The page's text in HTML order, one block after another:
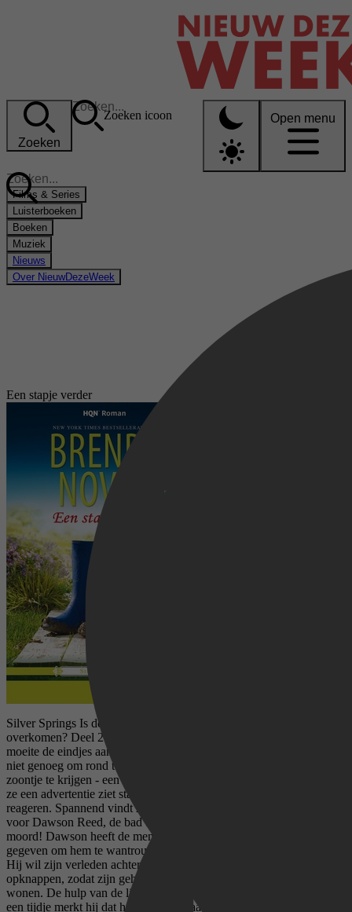
Zoeken
Zoeken icoon Open menu
Films & Series
Luisterboeken
Boeken
Muziek
Nieuws
Over NieuwDezeWeek
Een stapje verder
Silver Springs Is deze bad boy niet juist het béste wat haar kan
overkomen? Deel 2 Na een zware scheiding heeft Sadie Harris
moeite de eindjes aan elkaar te knopen. Als serveerster verdient ze
niet genoeg om rond te komen, laat staan om de voogdij over haar
zoontje te krijgen - een strijd die ze absoluut wil winnen. Wanneer
ze een advertentie ziet staan voor huishoudster, besluit ze te
reageren. Spannend vindt ze het wel. Ze gaat dan immers werken
voor Dawson Reed, de bad boy die onlangs terechtstond voor
moord! Dawson heeft de mensen in Silver Springs genoeg reden
gegeven om hem te wantrouwen, maar in dit geval is hij onschuldig.
Hij wil zijn verleden achter zich laten en de familieboerderij
opknappen, zodat zijn gehandicapte zus weer thuis kan komen
wonen. De hulp van de lieftallige Sadie blijkt al snel onmisbaar. Na
een tijdje merkt hij dat hij méér van haar wil, maar durft zij het aan